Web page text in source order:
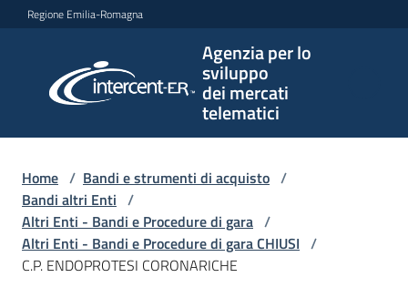
Vai al contenuto
Vai alla navigazione
Vai al footer
Regione Emilia-Romagna
Agenzia per lo
sviluppo
dei mercati
telematici
per lo
sviluppo
telematici
L'Agenzia
Home / Bandi e strumenti di acquisto /
Bandi altri Enti /
Altri Enti - Bandi e Procedure di gara /
Altri Enti - Bandi e Procedure di gara CHIUSI /
C.P. ENDOPROTESI CORONARICHE